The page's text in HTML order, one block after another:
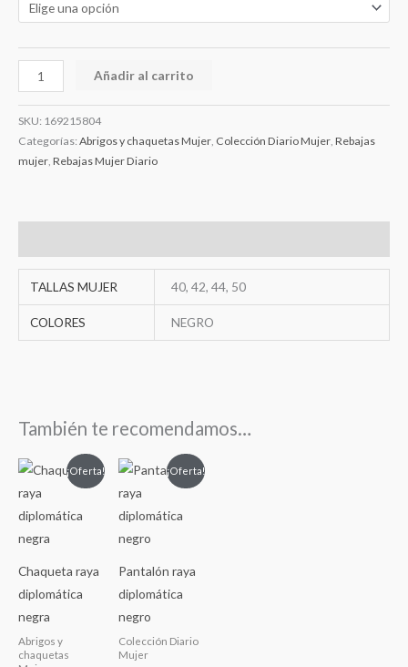
Añadir al carrito
SKU: 169215804
Categorías: Abrigos y chaquetas Mujer, Colección Diario Mujer, Rebajas
mujer, Rebajas Mujer Diario
TALLAS MUJER 40, 42, 44, 50
COLORES NEGRO
También te recomendamos…
¡Oferta!
Chaqueta raya
diplomática
negra
Abrigos y
chaquetas
precio
era:
45,00€.
El
precio
actual
39,00€.
¡Oferta!
Pantalón raya
diplomática
negro
Colección Diario
Mujer
El
precio
era:
25,00€.
El
precio